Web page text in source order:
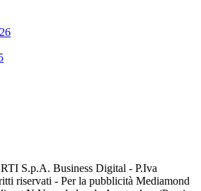
RTI S.p.A. Business Digital - P.Iva
riservati - Per la pubblicità Mediamond